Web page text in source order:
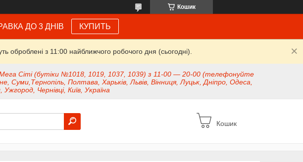
Кошик
ДО 3 ДНІВ КУПИТЬ
оброблені з 11:00 найближчого робочого дня (сьогодні).
Мега Сіті (бутіки №1018, 1019, 1037, 1039) з 11-00 — 20-00 (телефонуйте
Суми,Тернопіль, Полтава, Харьків, Львів, Вінниця, Луцьк, Дніпро, Одеса,
Чернівці, Київ, Україна
Кошик